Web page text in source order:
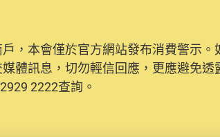
，本會僅於官方網站發布消費警示
體訊息，切勿輕信回應，更應避免
2222查詢。
安全，本會的投訴處理系統已經進
資料（包括姓名、電郵及電話）註
，方便日後作出跟進。